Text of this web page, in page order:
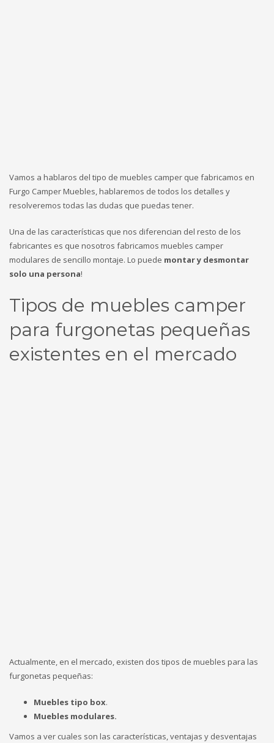
Vamos a hablaros del tipo de muebles camper que fabricamos en
Furgo Camper Muebles, hablaremos de todos los detalles y
resolveremos todas las dudas que puedas tener.
Una de las características que nos diferencian del resto de los
fabricantes es que nosotros fabricamos muebles camper
modulares de sencillo montaje. Lo puede montar y desmontar
solo una persona!
Tipos de muebles camper
para furgonetas pequeñas
existentes en el mercado
Actualmente, en el mercado, existen dos tipos de muebles para las
furgonetas pequeñas:
Muebles tipo box.
Muebles modulares.
Vamos a ver cuales son las características, ventajas y desventajas